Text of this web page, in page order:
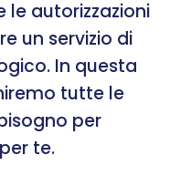
le autorizzazioni
un servizio di
In questa
tutte le
per
te.